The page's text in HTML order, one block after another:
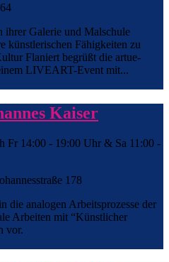
Galerie und Malschule
künstlerischen Fähigkeiten zu
Flaniert begrüßt die artue-
LIVEART-Event mit...
Kaiser
Fr 14:00 - 19:00 Uhr & Sa 11:00 -
178
die analogen Arbeitsprozesse der
Arbeiten mit “Künstlicher
vor.